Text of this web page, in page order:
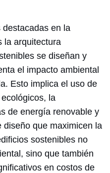
en la
la arquitectura
se diseñan y
el impacto ambiental
Esto implica el uso de
la
de energía renovable y
diseño que maximicen la
sostenibles no
sino que también
en costos de